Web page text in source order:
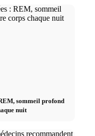
sommeil profond
nuit